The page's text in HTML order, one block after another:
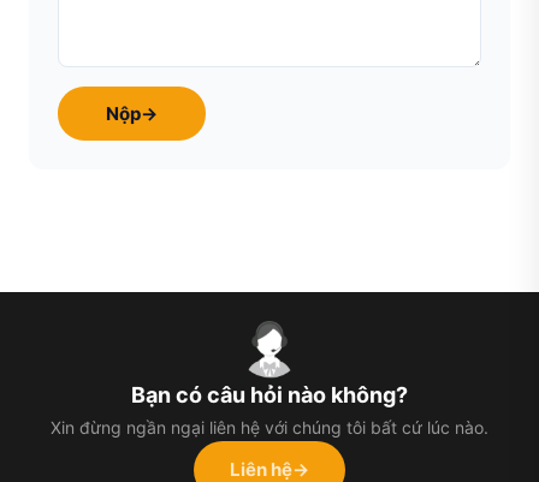
Nộp→
Bạn có câu hỏi nào không?
Xin đừng ngần ngại liên hệ với chúng tôi bất cứ lúc nào.
Liên hệ→